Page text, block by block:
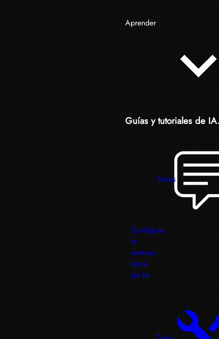
Aprender
Guías y tutoriales de
Guías
Configura
tu
entorno
local
de IA